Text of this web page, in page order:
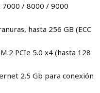
7000 / 8000 / 9000
hasta 256 GB (ECC
PCIe 5.0 x4 (hasta 128
2.5 Gb para conexión